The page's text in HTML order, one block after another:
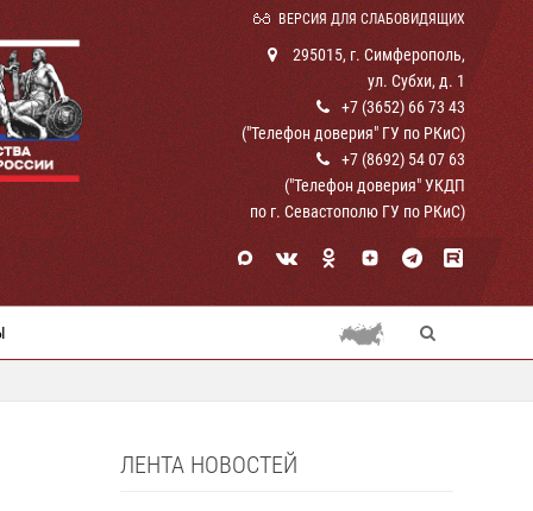
ВЕРСИЯ ДЛЯ СЛАБОВИДЯЩИХ
295015, г. Симферополь,
ул. Субхи, д. 1
+7 (3652) 66 73 43
("Телефон доверия" ГУ по РКиС)
+7 (8692) 54 07 63
("Телефон доверия" УКДП
по г. Севастополю ГУ по РКиС)
ЛЕНТА НОВОСТЕЙ